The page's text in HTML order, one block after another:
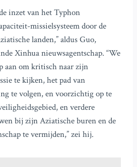
inzet van het Typhon
missielsysteem door de
landen,” aldus Guo,
Xinhua nieuwsagentschap. “We
aan om kritisch naar zijn
te kijken, het pad van
te volgen, en voorzichtig op te
en verdere
bij zijn Aziatische buren en de
te vermijden,” zei hij.